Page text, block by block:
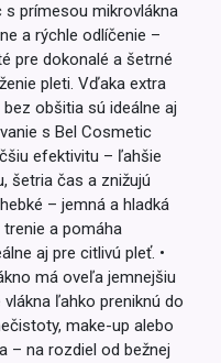
prímesou mikrovlákna
a rýchle odlíčenie –
pre dokonalé a šetrné
pleti. Vďaka extra
obšitia sú ideálne aj
s Bel Cosmetic
efektivitu – ľahšie
šetria čas a znižujú
– jemná a hladká
a pomáha
aj pre citlivú pleť. •
má oveľa jemnejšiu
ľahko preniknú do
make-up alebo
– na rozdiel od bežnej